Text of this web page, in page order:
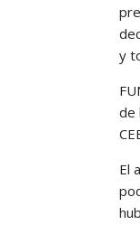
y
de
El